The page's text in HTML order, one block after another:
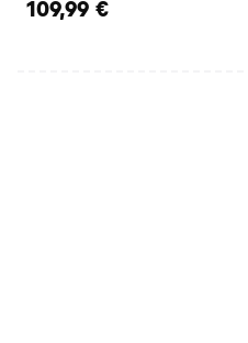
109,99 €